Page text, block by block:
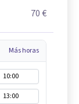
70 €
Más horas
10:00
13:00